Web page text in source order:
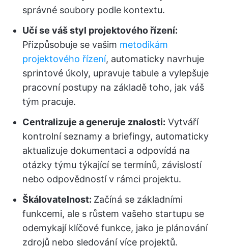
správné soubory podle kontextu.
Učí se váš styl projektového řízení:
Přizpůsobuje se vašim metodikám
projektového řízení, automaticky navrhuje
sprintové úkoly, upravuje tabule a vylepšuje
pracovní postupy na základě toho, jak váš
tým pracuje.
Centralizuje a generuje znalosti: Vytváří
kontrolní seznamy a briefingy, automaticky
aktualizuje dokumentaci a odpovídá na
otázky týmu týkající se termínů, závislostí
nebo odpovědností v rámci projektu.
Škálovatelnost: Začíná se základními
funkcemi, ale s růstem vašeho startupu se
odemykají klíčové funkce, jako je plánování
zdrojů nebo sledování více projektů.